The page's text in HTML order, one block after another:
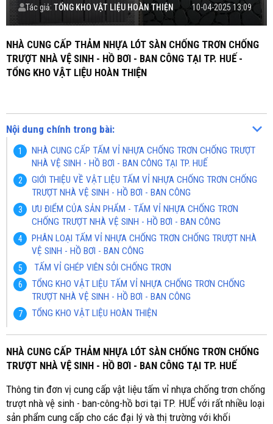
Tác giả: TỔNG KHO VẬT LIỆU HOÀN THIỆN 10-04-2025 13:09
NHÀ CUNG CẤP THẢM NHỰA LÓT SÀN CHỐNG TRƠN CHỐNG
TRƯỢT NHÀ VỆ SINH - HỒ BƠI - BAN CÔNG TẠI TP. HUẾ -
TỔNG KHO VẬT LIỆU HOÀN THIỆN
Nội dung chính trong bài:
NHÀ CUNG CẤP TẤM VỈ NHỰA CHỐNG TRƠN CHỐNG TRƯỢT
NHÀ VỆ SINH - HỒ BƠI - BAN CÔNG TẠI TP. HUẾ
GIỚI THIỆU VỀ VẬT LIỆU TẤM VỈ NHỰA CHỐNG TRƠN CHỐNG
TRƯỢT NHÀ VỆ SINH - HỒ BƠI - BAN CÔNG
ƯU ĐIỂM CỦA SẢN PHẨM - TẤM VỈ NHỰA CHỐNG TRƠN
CHỐNG TRƯỢT NHÀ VỆ SINH - HỒ BƠI - BAN CÔNG
PHÂN LOẠI TẤM VỈ NHỰA CHỐNG TRƠN CHỐNG TRƯỢT NHÀ
VỆ SINH - HỒ BƠI - BAN CÔNG
TẤM VỈ GHÉP VIÊN SỎI CHỐNG TRƠN
TỔNG KHO VẬT LIỆU TẤM VỈ NHỰA CHỐNG TRƠN CHỐNG
TRƯỢT NHÀ VỆ SINH - HỒ BƠI - BAN CÔNG
TỔNG KHO VẬT LIỆU HOÀN THIỆN
NHÀ CUNG CẤP THẢM NHỰA LÓT SÀN CHỐNG TRƠN CHỐNG
TRƯỢT NHÀ VỆ SINH - HỒ BƠI - BAN CÔNG TẠI TP. HUẾ
Thông tin đơn vị cung cấp vật liệu tấm vỉ nhựa chống trơn chống
trượt nhà vệ sinh - ban-công-hồ bơi tại TP. HUẾ với rất nhiều loại
sản phẩm cung cấp cho các đại lý và thị trường với khối